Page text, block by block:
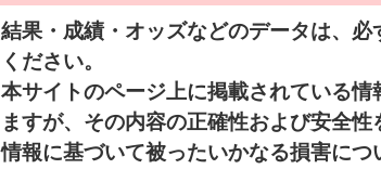
結果・成績・オッズなどのデータは、
ください。
本サイトのページ上に掲載されている
ますが、その内容の正確性および安全
情報に基づいて被ったいかなる損害に